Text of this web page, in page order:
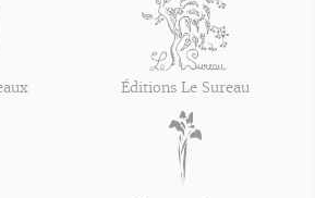
Éditions Le Sureau